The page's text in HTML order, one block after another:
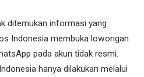
ditemukan informasi yang
Indonesia membuka lowongan
pada akun tidak resmi.
hanya dilakukan melalui